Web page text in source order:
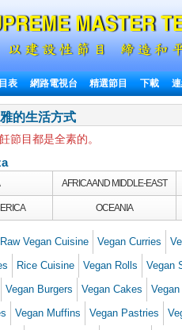
表 網路電視台 精選節目 下載
的生活方式
節目都是全素的。
AFRICA AND MIDDLE-EAST
OCEANIA
Raw Vegan Cuisine Vegan Curries
Rice Cuisine Vegan Rolls Vegan
Vegan Burgers Vegan Cakes
Vegan Muffins Vegan Pastries